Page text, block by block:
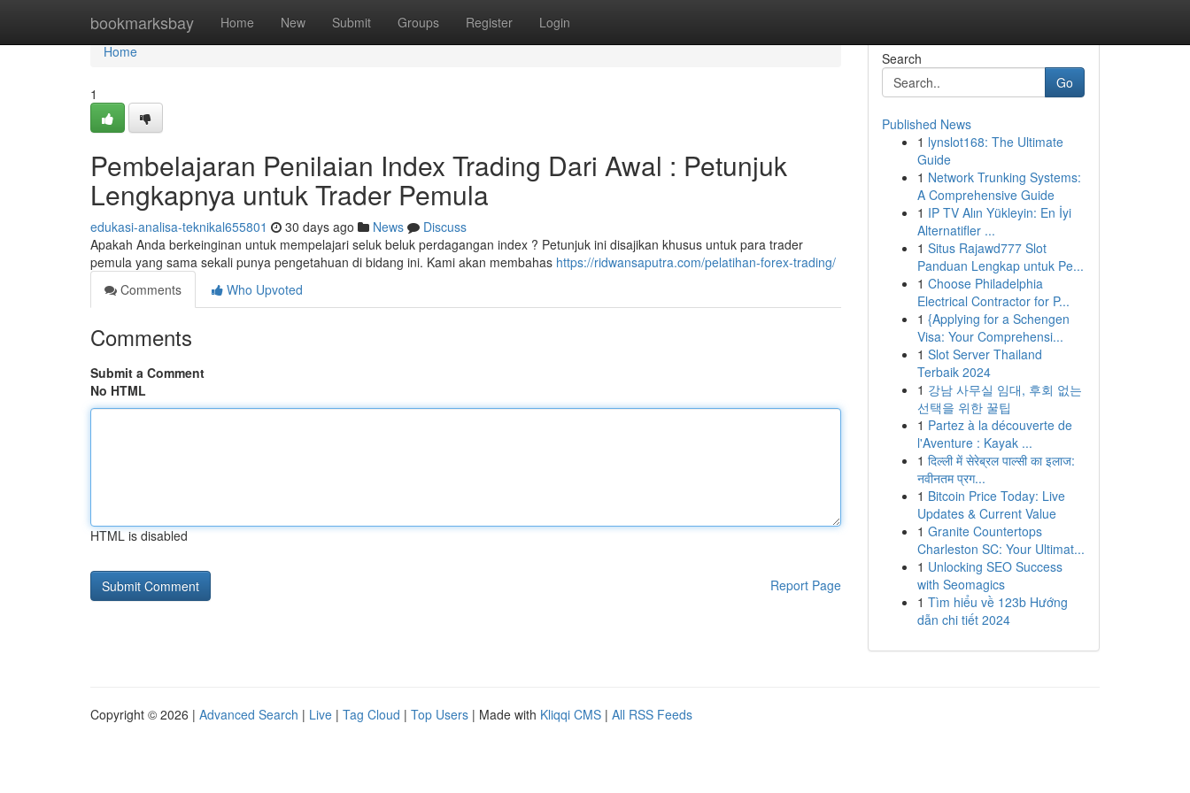
bookmarksbay Home New Submit Groups Register Login
Home
Home
1
Pembelajaran Penilaian Index Trading Dari Awal : Petunjuk
Lengkapnya untuk Trader Pemula
edukasi-analisa-teknikal655801 30 days ago News
Discuss
Apakah Anda berkeinginan untuk mempelajari seluk beluk perdagangan index ? Petunjuk ini disajikan khusus untuk para trader
pemula yang sama sekali punya pengetahuan di bidang ini. Kami akan membahas https://ridwansaputra.com/pelatihan-forex-trading/
Comments
Who Upvoted
Comments
Submit a Comment
No HTML
HTML is disabled
Report Page
Search
Go
Published News
1 lynslot168: The Ultimate
Guide
1 Network Trunking Systems:
A Comprehensive Guide
1 IP TV Alın Yükleyin: En İyi
Alternatifler ...
1 Situs Rajawd777 Slot
Panduan Lengkap untuk Pe...
1 Choose Philadelphia
Electrical Contractor for P...
1 {Applying for a Schengen
Visa: Your Comprehensi...
1 Slot Server Thailand
Terbaik 2024
1 강남 사무실 임대, 후회 없는
선택을 위한 꿀팁
1 Partez à la découverte de
l'Aventure : Kayak ...
1 दिल्ली में सेरेब्रल पाल्सी का इलाज:
नवीनतम प्रग...
1 Bitcoin Price Today: Live
Updates & Current Value
1 Granite Countertops
Charleston SC: Your Ultimat...
1 Unlocking SEO Success
with Seomagics
1 Tìm hiểu về 123b Hướng
dẫn chi tiết 2024
Copyright © 2026 | Advanced Search | Live | Tag Cloud | Top Users | Made with Kliqqi CMS | All RSS Feeds